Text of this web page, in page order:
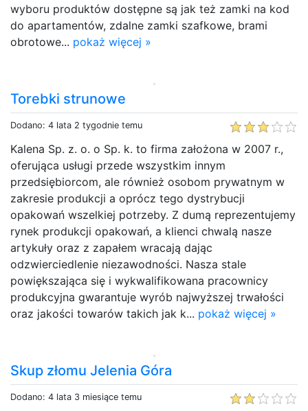
wyboru produktów dostępne są jak też zamki na kod
do apartamentów, zdalne zamki szafkowe, brami
obrotowe... pokaż więcej »
Torebki strunowe
Dodano: 4 lata 2 tygodnie temu
Kalena Sp. z. o. o Sp. k. to firma założona w 2007 r.,
oferująca usługi przede wszystkim innym
przedsiębiorcom, ale również osobom prywatnym w
zakresie produkcji a oprócz tego dystrybucji
opakowań wszelkiej potrzeby. Z dumą reprezentujemy
rynek produkcji opakowań, a klienci chwalą nasze
artykuły oraz z zapałem wracają dając
odzwierciedlenie niezawodności. Nasza stale
powiększająca się i wykwalifikowana pracownicy
produkcyjna gwarantuje wyrób najwyższej trwałości
oraz jakości towarów takich jak k... pokaż więcej »
Skup złomu Jelenia Góra
Dodano: 4 lata 3 miesiące temu